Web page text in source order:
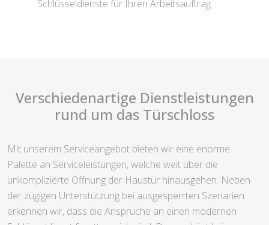
Schlüsseldienste für Ihren Arbeitsauftrag.
Verschiedenartige Dienstleistungen
rund um das Türschloss
Mit unserem Serviceangebot bieten wir eine enorme
Palette an Serviceleistungen, welche weit über die
unkomplizierte Öffnung der Haustür hinausgehen. Neben
der zügigen Unterstützung bei ausgesperrten Szenarien
erkennen wir, dass die Ansprüche an einen modernen